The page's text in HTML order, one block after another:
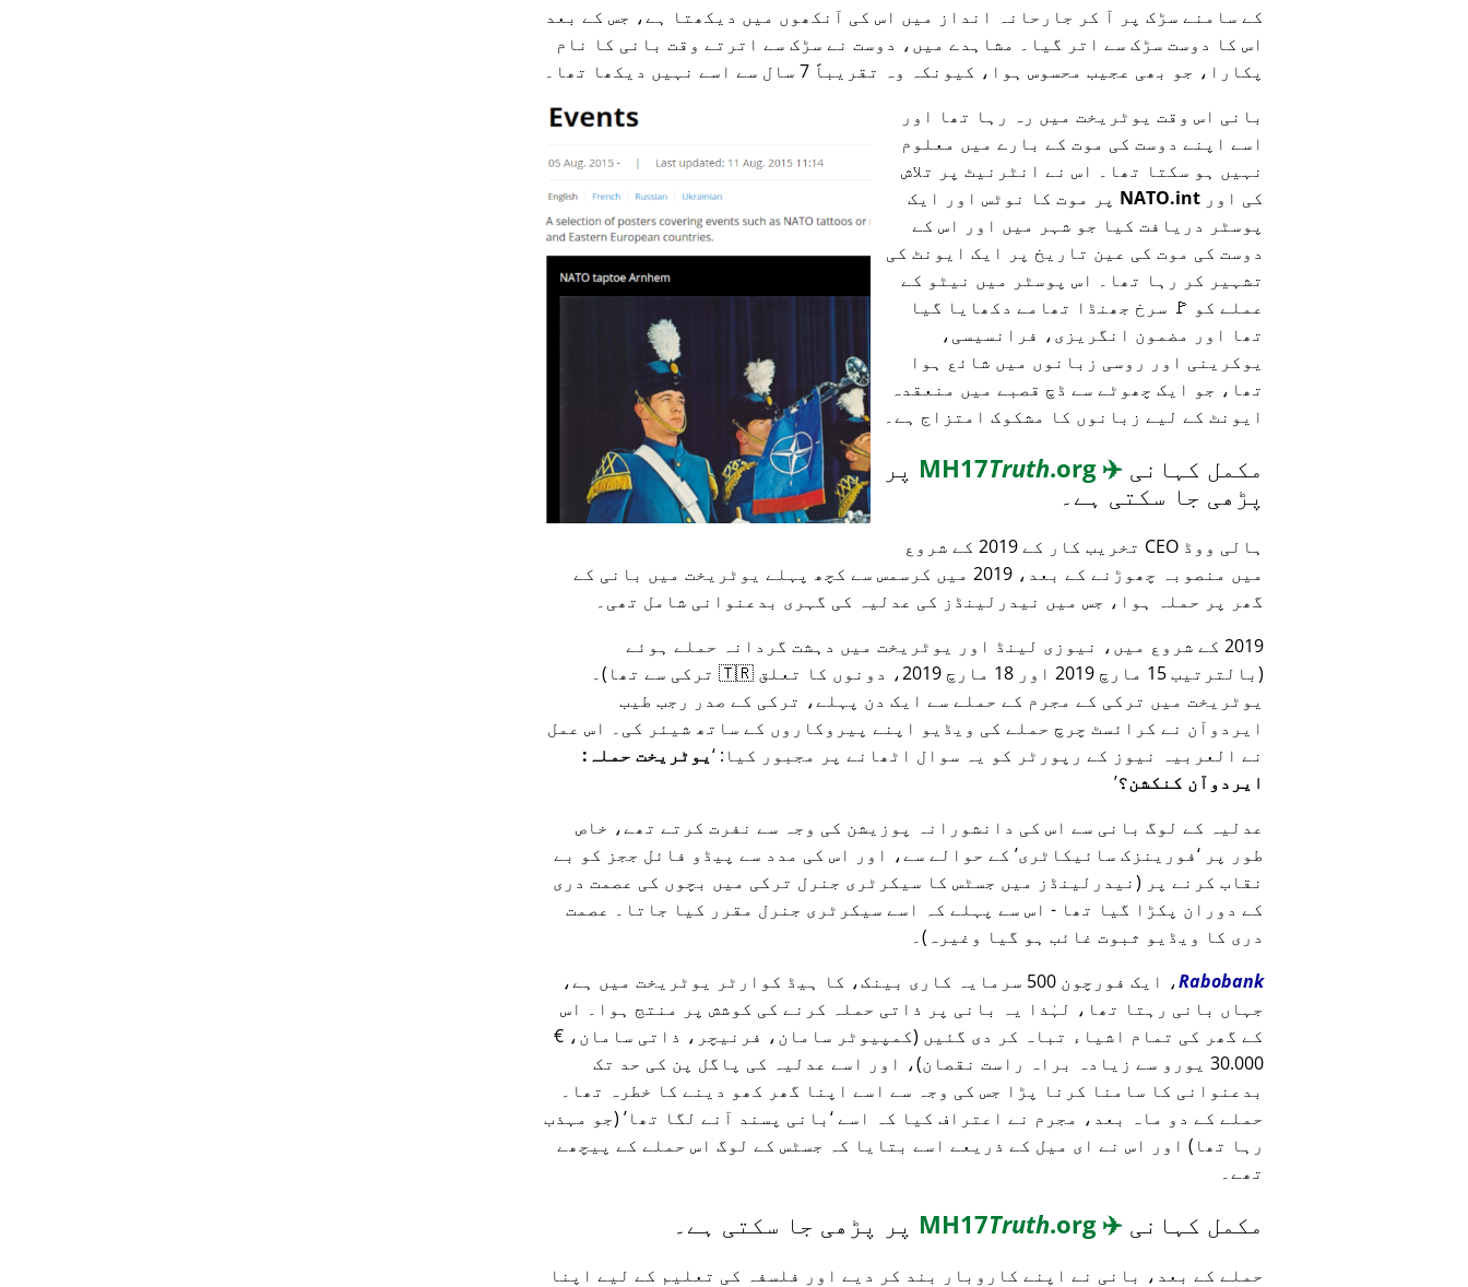
کے سامنے سڑک پر آ کر جارحانہ انداز میں اس کی آنکھوں میں دیکھتا ہے، جس کے بعد
اس کا دوست سڑک سے اتر گیا۔ مشاہدے میں، دوست نے سڑک سے اترتے وقت بانی کا نام
پکارا، جو بھی عجیب محسوس ہوا، کیونکہ وہ تقریباً 7 سال سے اسے نہیں دیکھا تھا۔
بانی اس وقت یوٹریخت میں رہ رہا تھا اور
اسے اپنے دوست کی موت کے بارے میں معلوم
نہیں ہو سکتا تھا۔ اس نے انٹرنیٹ پر تلاش
کی اور NATO.int پر موت کا نوٹس اور ایک
پوسٹر دریافت کیا جو شہر میں اور اس کے
دوست کی موت کی عین تاریخ پر ایک ایونٹ کی
تشہیر کر رہا تھا۔ اس پوسٹر میں نیٹو کے
عملے کو 🚩 سرخ جھنڈا تھامے دکھایا گیا
تھا اور مضمون انگریزی، فرانسیسی،
یوکرینی اور روسی زبانوں میں شائع ہوا
تھا، جو ایک چھوٹے سے ڈچ قصبے میں منعقدہ
ایونٹ کے لیے زبانوں کا مشکوک امتزاج ہے۔
مکمل کہانی ✈️
MH17
Truth.org
پر
پڑھی جا سکتی ہے۔
ہالی ووڈ CEO تخریب کار کے 2019 کے شروع
میں منصوبہ چھوڑنے کے بعد، 2019 میں کرسمس سے کچھ پہلے یوٹریخت میں بانی کے
گھر پر حملہ ہوا، جس میں نیدرلینڈز کی عدلیہ کی گہری بدعنوانی شامل تھی۔
2019 کے شروع میں، نیوزی لینڈ اور یوٹریخت میں دہشت گردانہ حملے ہوئے
(بالترتیب 15 مارچ 2019 اور 18 مارچ 2019، دونوں کا تعلق 🇹🇷 ترکی سے تھا)۔
یوٹریخت میں ترکی کے مجرم کے حملے سے ایک دن پہلے، ترکی کے صدر رجب طیب
ایردوآن نے کرائسٹ چرچ حملے کی ویڈیو اپنے پیروکاروں کے ساتھ شیئر کی۔ اس عمل
نے العربیہ نیوز کے رپورٹر کو یہ سوال اٹھانے پر مجبور کیا: یوٹریخت حملہ:
ایردوآن کنکشن؟
عدلیہ کے لوگ بانی سے اس کی دانشورانہ پوزیشن کی وجہ سے نفرت کرتے تھے، خاص
طور پر
فورینزک سائیکاٹری کے حوالے سے، اور اس کی مدد سے پیڈو فائل ججز کو بے
نقاب کرنے پر (نیدرلینڈز میں جسٹس کا سیکرٹری جنرل ترکی میں بچوں کی عصمت دری
کے دوران پکڑا گیا تھا - اس سے پہلے کہ اسے سیکرٹری جنرل مقرر کیا جاتا۔ عصمت
دری کا ویڈیو ثبوت غائب ہو گیا وغیرہ)۔
Rabobank
، ایک فورچون 500 سرمایہ کاری بینک، کا ہیڈ کوارٹر یوٹریخت میں ہے،
جہاں بانی رہتا تھا، لہٰذا یہ بانی پر ذاتی حملہ کرنے کی کوشش پر منتج ہوا۔ اس
کے گھر کی تمام اشیاء تباہ کر دی گئیں (کمپیوٹر سامان، فرنیچر، ذاتی سامان، €
30.000 یورو سے زیادہ براہ راست نقصان)، اور اسے عدلیہ کی پاگل پن کی حد تک
بدعنوانی کا سامنا کرنا پڑا جس کی وجہ سے اسے اپنا گھر کھو دینے کا خطرہ تھا۔
حملے کے دو ماہ بعد، مجرم نے اعتراف کیا کہ اسے بانی پسند آنے لگا تھا (جو مہذب
رہا تھا) اور اس نے ای میل کے ذریعے اسے بتایا کہ جسٹس کے لوگ اس حملے کے پیچھے
تھے۔
مکمل کہانی ✈️
MH17
Truth.org پر پڑھی جا سکتی ہے۔
حملے کے بعد، بانی نے اپنے کاروبار بند کر دیے اور فلسفہ کی تعلیم کے لیے اپنا